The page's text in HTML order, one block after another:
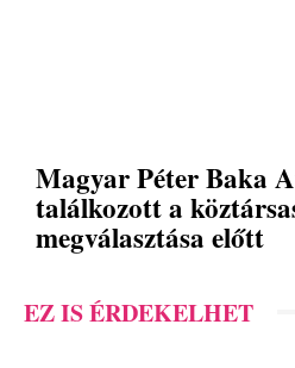
Magyar Péter Baka
találkozott a
megválasztása előtt
EZ IS ÉRDEKELHET